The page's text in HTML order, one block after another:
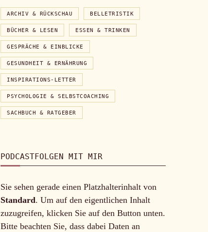
ARCHIV & RÜCKSCHAU BELLETRISTIK
BÜCHER & LESEN ESSEN & TRINKEN
GESPRÄCHE & EINBLICKE
GESUNDHEIT & ERNÄHRUNG
INSPIRATIONS-LETTER
PSYCHOLOGIE & SELBSTCOACHING
SACHBUCH & RATGEBER
PODCASTFOLGEN MIT MIR
Sie sehen gerade einen Platzhalterinhalt von
Standard. Um auf den eigentlichen Inhalt
zuzugreifen, klicken Sie auf den Button unten.
Bitte beachten Sie, dass dabei Daten an